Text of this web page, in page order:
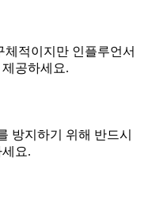
적이지만 인플루언서
공하세요.
방지하기 위해 반드시
요.